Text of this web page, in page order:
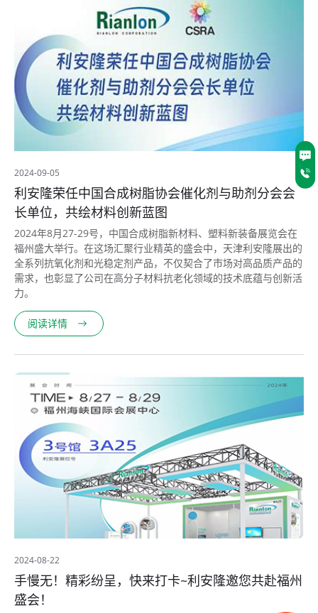
利安隆荣任中国合成树脂协会催化剂与助剂分会会
长单位，共绘材料创新蓝图
2024-09-05
2024年8月27-29号，中国合成树脂新材料、塑料新装备展览会在
福州盛大举行。在这场汇聚行业精英的盛会中，天津利安隆展出的
全系列抗氧化剂和光稳定剂产品，不仅契合了市场对高品质产品的
需求，也彰显了公司在高分子材料抗老化领域的技术底蕴与创新活
力。
阅读详情
手慢无！精彩纷呈，快来打卡~利安隆邀您共赴福州
盛会！
2024-08-22